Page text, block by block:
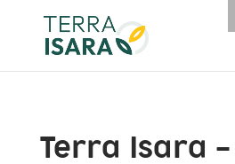
Terra Isara –